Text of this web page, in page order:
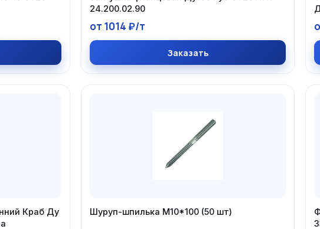
24.200.02.90
от 1014 ₽/т
Заказать
Краб Ду
Шуруп-шпилька М10*100 (50 шт)